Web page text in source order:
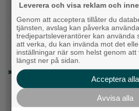
Fastighetsägarna vill ha ny
Hyresgästföreningen
Då börjar tågen rulla igen:
Ny pastor i
Senaste
Alingsås
Leverera och visa reklam och
Genom att acceptera tillåter du
tjänsten, avslag kan påverka
tredjepartsleverantörer kan använda
att verka, du kan invända mot det
inställningar när som helst genom att
längst ner på sidan.
Acceptera alla
Avvisa alla